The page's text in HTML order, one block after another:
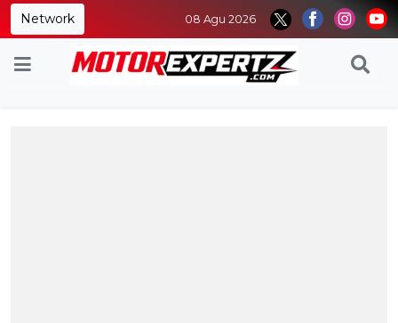
Network 08 Agu 2026